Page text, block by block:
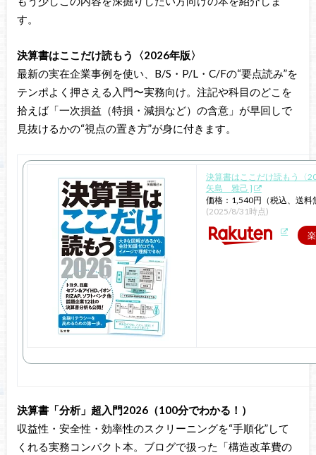
す。
決算書はここだけ読もう〈2026年版〉
最新の実在企業事例を使い、B/S・P/L・C/Fの“要点読み”を
テンポよく押さえる入門〜実務向け。注記や科目のどこを
拾えば「一次損益（特損・減損など）の含意」が早回しで
見抜けるかの“視点の置き方”が身に付きます。
決算書はここだけ読もう〈
矢島 雅己 ]
価格：1,540円（税込、送料
(2025/8/31時点)
決算書「分析」超入門2026（100分でわかる！）
収益性・安全性・効率性のスクリーニングを“手順化”して
くれる実務コンパクト本。ブログで扱った「構造改革費の